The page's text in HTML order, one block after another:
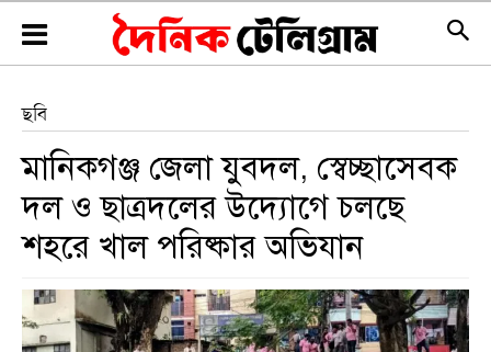
ছবি
মানিকগঞ্জ জেলা যুবদল, স্বেচ্ছাসেবক
দল ও ছাত্রদলের উদ্যোগে চলছে
শহরে খাল পরিষ্কার অভিযান